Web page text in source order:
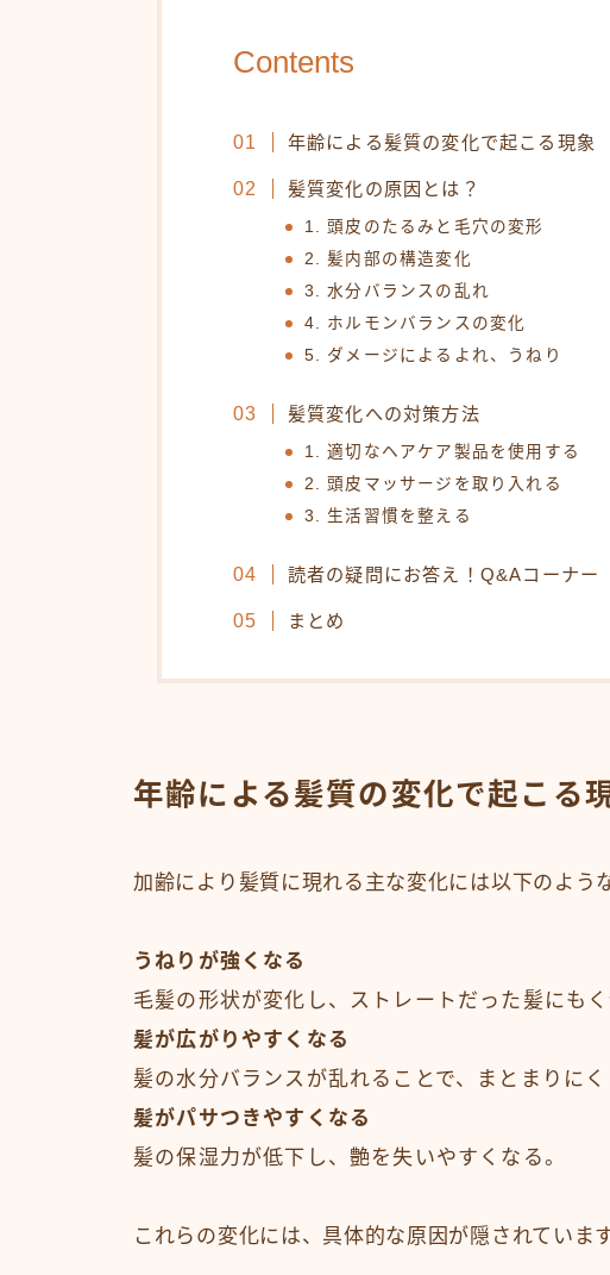
Contents
年齢による髪質の変化で起こる現象
髪質変化の原因とは？
1. 頭皮のたるみと毛穴の変形
2. 髪内部の構造変化
3. 水分バランスの乱れ
4. ホルモンバランスの変化
5. ダメージによるよれ、うねり
髪質変化への対策方法
1. 適切なヘアケア製品を使用する
2. 頭皮マッサージを取り入れる
3. 生活習慣を整える
読者の疑問にお答え！Q&Aコーナー
まとめ
年齢による髪質の変化で起こる
加齢により髪質に現れる主な変化には以下のよう
うねりが強くなる
毛髪の形状が変化し、ストレートだった髪にもく
髪が広がりやすくなる
髪の水分バランスが乱れることで、まとまりにく
髪がパサつきやすくなる
髪の保湿力が低下し、艶を失いやすくなる。
これらの変化には、具体的な原因が隠されています